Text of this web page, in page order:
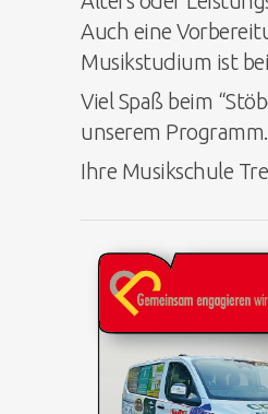
Auch eine
Musikstudium ist
Viel Spaß beim
unserem Programm.
Ihre Musikschule